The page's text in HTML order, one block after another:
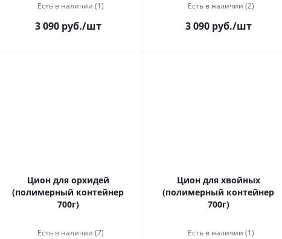
Есть в наличии (1)
3 090 руб./шт
Есть в наличии (2)
3 090 руб./шт
Цион для орхидей
(полимерный контейнер
700г)
Есть в наличии (7)
Цион для хвойных
(полимерный контейнер
700г)
Есть в наличии (1)